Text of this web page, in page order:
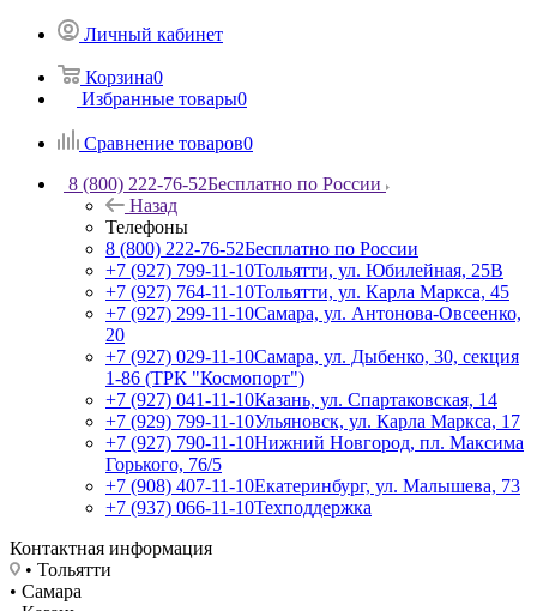
Личный кабинет
Корзина0
Избранные товары0
Сравнение товаров0
8 (800) 222-76-52Бесплатно по России
Назад
Телефоны
8 (800) 222-76-52Бесплатно по России
+7 (927) 799-11-10Тольятти, ул. Юбилейная, 25В
+7 (927) 764-11-10Тольятти, ул. Карла Маркса, 45
+7 (927) 299-11-10Самара, ул. Антонова-Овсеенко,
20
+7 (927) 029-11-10Самара, ул. Дыбенко, 30, секция
1-86 (ТРК "Космопорт")
+7 (927) 041-11-10Казань, ул. Спартаковская, 14
+7 (929) 799-11-10Ульяновск, ул. Карла Маркса, 17
+7 (927) 790-11-10Нижний Новгород, пл. Максима
Горького, 76/5
+7 (908) 407-11-10Екатеринбург, ул. Малышева, 73
+7 (937) 066-11-10Техподдержка
Контактная информация
• Тольятти
• Самара